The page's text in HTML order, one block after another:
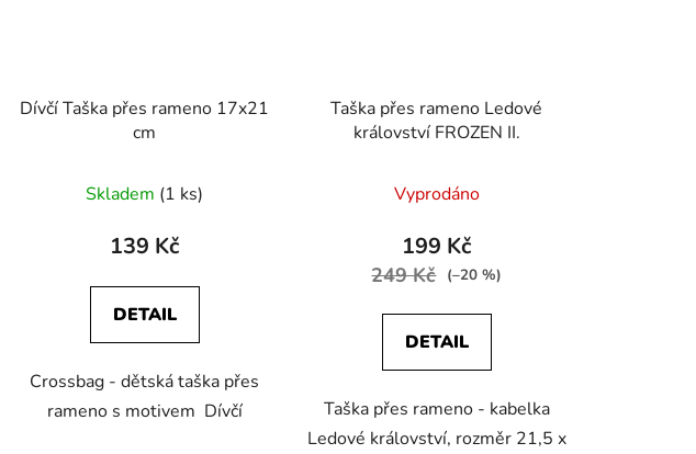
Dívčí Taška přes rameno 17x21
cm
Skladem (1 ks)
139 Kč
DETAIL
Crossbag - dětská taška přes
rameno s motivem Dívčí
Taška přes rameno Ledové
království FROZEN II.
Vyprodáno
199 Kč
249 Kč (–20 %)
DETAIL
Taška přes rameno - kabelka
Ledové království, rozměr 21,5 x